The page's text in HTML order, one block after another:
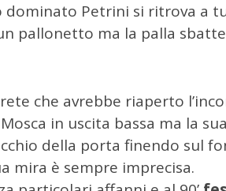
dominato Petrini si ritrova a
pallonetto ma la palla
che avrebbe riaperto
in uscita bassa ma la
della porta finendo sul
mira è sempre imprecisa.